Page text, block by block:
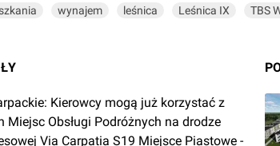
wynajem leśnica Leśnica IX TBS
Kierowcy mogą już korzystać z
Miejsc Obsługi Podróżnych na drodze
Via Carpatia S19 Miejsce Piastowe -